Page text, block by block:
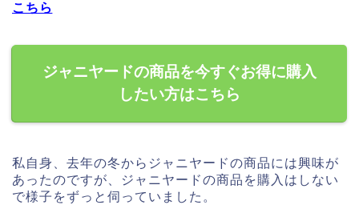
こちら
ジャニヤードの商品を今すぐお得に購入
したい方はこちら
私自身、去年の冬からジャニヤードの商品には興味が
あったのですが、ジャニヤードの商品を購入はしない
で様子をずっと伺っていました。